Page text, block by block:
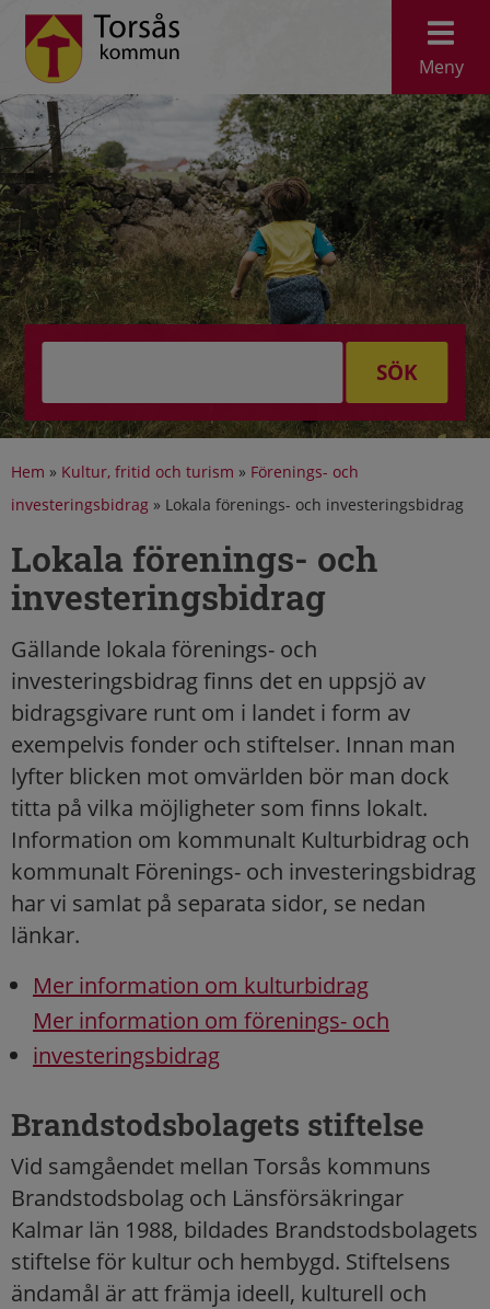
Meny
SÖK
Hem » Kultur, fritid och turism » Förenings- och
investeringsbidrag » Lokala förenings- och investeringsbidrag
Lokala förenings- och
investeringsbidrag
Gällande lokala förenings- och
investeringsbidrag finns det en uppsjö av
bidragsgivare runt om i landet i form av
exempelvis fonder och stiftelser. Innan man
lyfter blicken mot omvärlden bör man dock
titta på vilka möjligheter som finns lokalt.
Information om kommunalt Kulturbidrag och
kommunalt Förenings- och investeringsbidrag
har vi samlat på separata sidor, se nedan
länkar.
Mer information om kulturbidrag
Mer information om förenings- och
investeringsbidrag
Brandstodsbolagets stiftelse
Vid samgåendet mellan Torsås kommuns
Brandstodsbolag och Länsförsäkringar
Kalmar län 1988, bildades Brandstodsbolagets
stiftelse för kultur och hembygd. Stiftelsens
ändamål är att främja ideell, kulturell och